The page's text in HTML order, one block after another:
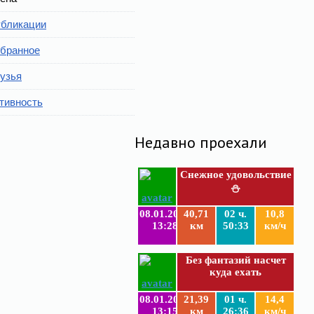
Недавно проехали
Снежное удовольствие
⛄
08.01.2019
13:28
40,71
км
02 ч.
50:33
10,8
км/ч
Без фантазий насчет
куда ехать
08.01.2019
13:15
21,39
км
01 ч.
26:36
14,4
км/ч